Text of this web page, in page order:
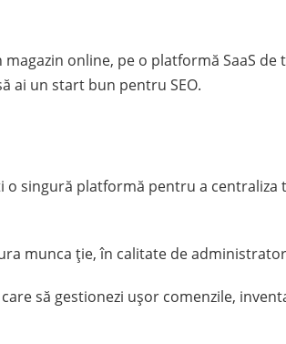
online, pe o platformă SaaS de
ai un start bun pentru SEO.
singură platformă pentru a
munca ție, în calitate de
să gestionezi ușor comenzile,